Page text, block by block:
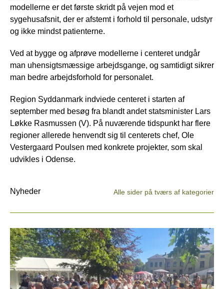
modellerne er det første skridt på vejen mod et
sygehusafsnit, der er afstemt i forhold til personale, udstyr
og ikke mindst patienterne.
Ved at bygge og afprøve modellerne i centeret undgår
man uhensigtsmæssige arbejdsgange, og samtidigt sikrer
man bedre arbejdsforhold for personalet.
Region Syddanmark indviede centeret i starten af
september med besøg fra blandt andet statsminister Lars
Løkke Rasmussen (V). På nuværende tidspunkt har flere
regioner allerede henvendt sig til centerets chef, Ole
Vestergaard Poulsen med konkrete projekter, som skal
udvikles i Odense.
Nyheder Alle sider på tværs af kategorier